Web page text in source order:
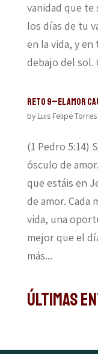
vanidad que
los días de tu
en la vida, y
debajo del sol.
Reto 9–El amor
by Luis Felipe Torres
(1 Pedro 5:14)
ósculo de
que estáis en
de amor. Cada
vida, una
mejor que el
más...
Últimas